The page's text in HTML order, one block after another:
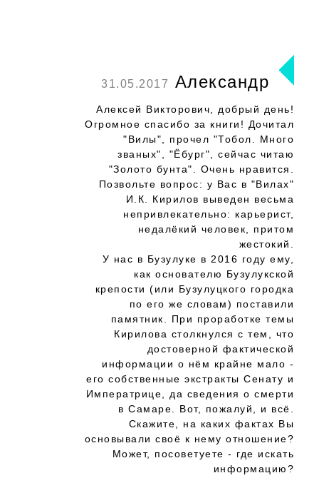
31.05.2017 Александр
Алексей Викторович, добрый день!
Огромное спасибо за книги! Дочитал
"Вилы", прочел "Тобол. Много
званых", "Ёбург", сейчас читаю
"Золото бунта". Очень нравится.
Позвольте вопрос: у Вас в "Вилах"
И.К. Кирилов выведен весьма
непривлекательно: карьерист,
недалёкий человек, притом
жестокий.
У нас в Бузулуке в 2016 году ему,
как основателю Бузулукской
крепости (или Бузулуцкого городка
по его же словам) поставили
памятник. При проработке темы
Кирилова столкнулся с тем, что
достоверной фактической
информации о нём крайне мало -
его собственные экстракты Сенату и
Императрице, да сведения о смерти
в Самаре. Вот, пожалуй, и всё.
Скажите, на каких фактах Вы
основывали своё к нему отношение?
Может, посоветуете - где искать
информацию?